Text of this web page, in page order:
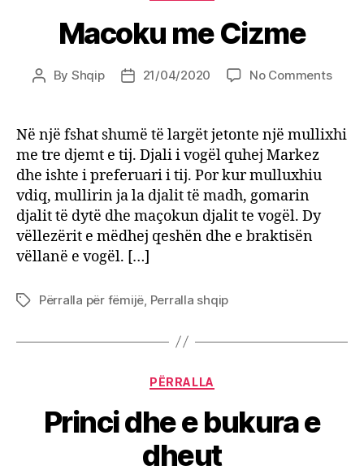
Macoku me Cizme
Post
By Shqip
Post21/04/2020 No Commentson
Në një fshat shumë të largët jetonte një mullixhi
me tre djemt e tij. Djali i vogël quhej Markez
dhe ishte i preferuari i tij. Por kur mulluxhiu
vdiq, mullirin ja la djalit të madh, gomarin
djalit të dytë dhe maçokun djalit te vogël. Dy
vëllezërit e mëdhej qeshën dhe e braktisën
vëllanë e vogël. […]
TagsPërralla për fëmijë Perralla shqip
Categories
PËRRALLA
Princi dhe e bukura e
dheut